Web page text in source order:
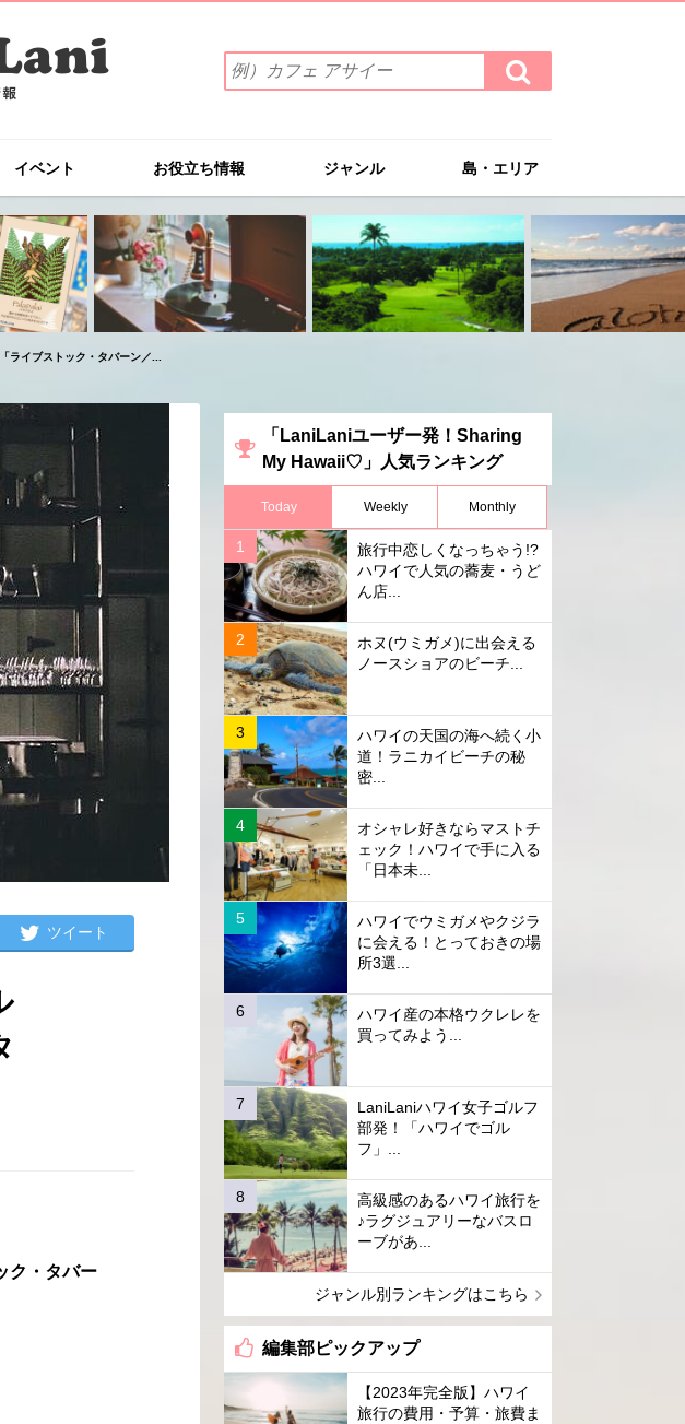
索
ワ
を
入
力
(例）
カ
フ
ェ
イ
ー
検
索
す
イベント お役立ち情報 ジャンル 島・エリア
ライブストック・タバーン／...
ツイート
ク・タバー
「LaniLaniユーザー発！Sharing
My Hawaii♡」人気ランキング
Today Weekly Monthly
旅行中恋しくなっちゃう!?
ハワイで人気の蕎麦・うど
ん店...
ホヌ(ウミガメ)に出会える
ノースショアのビーチ...
ハワイの天国の海へ続く小
道！ラニカイビーチの秘
密...
オシャレ好きならマストチ
ェック！ハワイで手に入る
「日本未...
ハワイでウミガメやクジラ
に会える！とっておきの場
所3選...
ハワイ産の本格ウクレレを
買ってみよう...
LaniLaniハワイ女子ゴルフ
部発！「ハワイでゴル
フ」...
高級感のあるハワイ旅行を
♪ラグジュアリーなバスロ
ーブがあ...
ジャンル別ランキングはこちら
編集部ピックアップ
【2023年完全版】ハワイ
旅行の費用・予算・旅費ま